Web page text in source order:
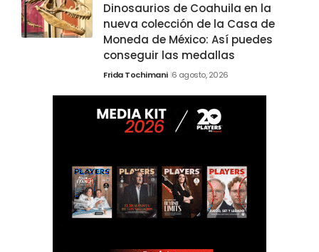
Dinosaurios de Coahuila en la
nueva colección de la Casa de
Moneda de México: Así puedes
conseguir las medallas
Frida Tochimani 6 agosto, 2026